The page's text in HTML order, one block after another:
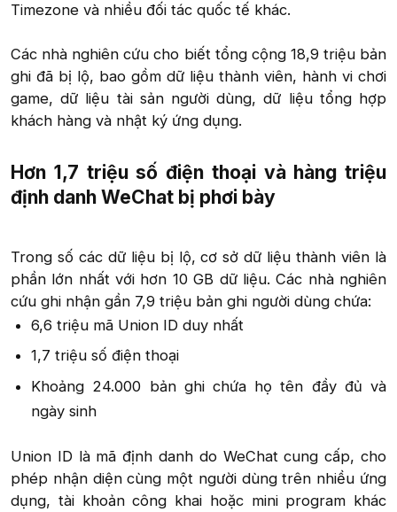
Timezone và nhiều đối tác quốc tế khác.
Các nhà nghiên cứu cho biết tổng cộng 18,9 triệu bản
ghi đã bị lộ, bao gồm dữ liệu thành viên, hành vi chơi
game, dữ liệu tài sản người dùng, dữ liệu tổng hợp
khách hàng và nhật ký ứng dụng.​
Hơn 1,7 triệu số điện thoại và hàng triệu
định danh WeChat bị phơi bày​
Trong số các dữ liệu bị lộ, cơ sở dữ liệu thành viên là
phần lớn nhất với hơn 10 GB dữ liệu. Các nhà nghiên
cứu ghi nhận gần 7,9 triệu bản ghi người dùng chứa:​
6,6 triệu mã Union ID duy nhất​
1,7 triệu số điện thoại​
Khoảng 24.000 bản ghi chứa họ tên đầy đủ và
ngày sinh​
Union ID là mã định danh do WeChat cung cấp, cho
phép nhận diện cùng một người dùng trên nhiều ứng
dụng, tài khoản công khai hoặc mini program khác